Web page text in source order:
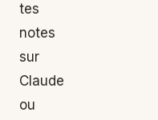
tes
notes
sur
Claude
ou